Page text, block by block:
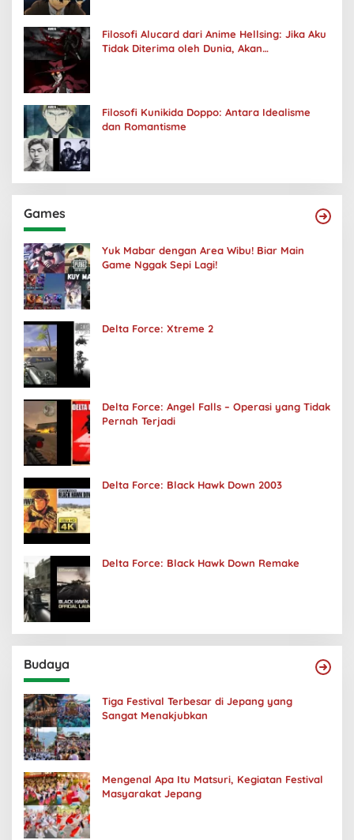
Filosofi Alucard dari Anime Hellsing: Jika Aku
Tidak Diterima oleh Dunia, Akan
Filosofi Kunikida Doppo: Antara Idealisme
dan Romantisme
Games
Yuk Mabar dengan Area Wibu! Biar Main
Game Nggak Sepi Lagi!
Delta Force: Xtreme 2
Delta Force: Angel Falls – Operasi yang Tidak
Pernah Terjadi
Delta Force: Black Hawk Down 2003
Delta Force: Black Hawk Down Remake
Budaya
Tiga Festival Terbesar di Jepang yang
Sangat Menakjubkan
Mengenal Apa Itu Matsuri, Kegiatan Festival
Masyarakat Jepang